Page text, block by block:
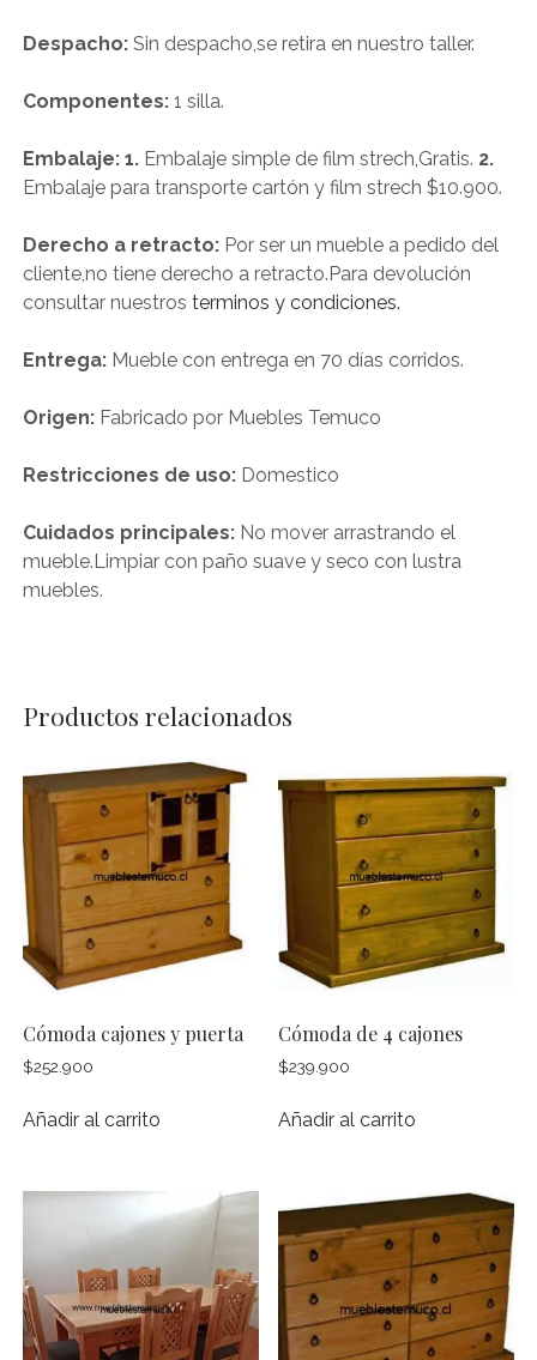
Despacho:Sin despacho,se retira en nuestro taller.
Componentes: 1 silla.
Embalaje: 1.Embalaje simple de film strech,Gratis. 2.
Embalaje para transporte cartón y film strech $10.900.
Derecho a retracto: Por ser un mueble a pedido del
cliente,no tiene derecho a retracto.Para devolución
consultar nuestros terminos y condiciones.
Entrega:Mueble con entrega en 70 días corridos.
Origen:Fabricado por Muebles Temuco
Restricciones de uso:Domestico
Cuidados principales: No mover arrastrando el
mueble.Limpiar con paño suave y seco con lustra
muebles.
Productos relacionados
Cómoda cajones y puerta
$252.900
Añadir al carrito
Cómoda de 4 cajones
$239.900
Añadir al carrito